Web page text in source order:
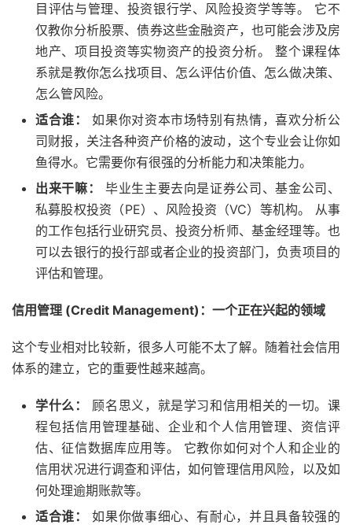
目评估与管理、投资银行学、风险投资学等等。 它不
仅教你分析股票、债券这些金融资产，也可能会涉及房
地产、项目投资等实物资产的投资分析。 整个课程体
系就是教你怎么找项目、怎么评估价值、怎么做决策、
怎么管风险。
适合谁：
如果你对资本市场特别有热情，喜欢分析公
司财报，关注各种资产价格的波动，这个专业会让你如
鱼得水。它需要你有很强的分析能力和决策能力。
出来干嘛：
毕业生主要去向是证券公司、基金公司、
私募股权投资（PE）、风险投资（VC）等机构。 从事
的工作包括行业研究员、投资分析师、基金经理等。也
可以去银行的投行部或者企业的投资部门，负责项目的
评估和管理。
信用管理 (Credit Management)：一个正在兴起的领域
这个专业相对比较新，很多人可能不太了解。随着社会信用
体系的建立，它的重要性越来越高。
学什么：
顾名思义，就是学习和信用相关的一切。课
程包括信用管理基础、企业和个人信用管理、资信评
估、征信数据库应用等。 它教你如何对个人和企业的
信用状况进行调查和评估，如何管理信用风险，以及如
何处理逾期账款等。
适合谁：
如果你做事细心、有耐心，并且具备较强的